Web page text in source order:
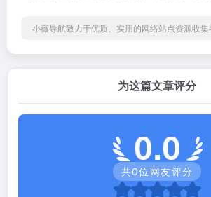
小薇导航致力于优质、实用的网络站点资源收集
为这篇文章评分
0.0
共0位网友评分